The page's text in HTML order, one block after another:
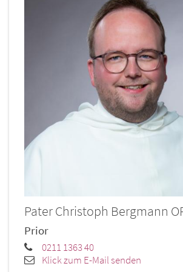
Pater Christoph Bergmann
Prior
0211 1363 40
Klick zum E-Mail senden